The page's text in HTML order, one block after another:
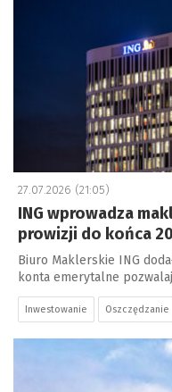
27.07.2026 (21:05)
ING wprowadza
prowizji do końca
Biuro Maklerskie ING
konta emerytalne
Inwestowanie Oszczędzanie
a